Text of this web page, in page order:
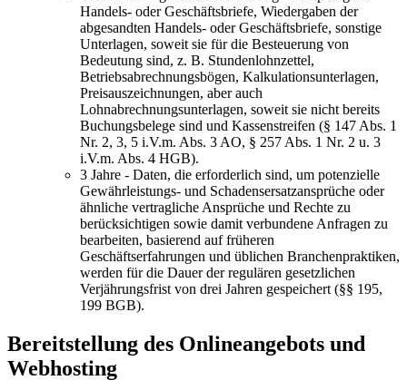
Handels- oder Geschäftsbriefe, Wiedergaben der
abgesandten Handels- oder Geschäftsbriefe, sonstige
Unterlagen, soweit sie für die Besteuerung von
Bedeutung sind, z. B. Stundenlohnzettel,
Betriebsabrechnungsbögen, Kalkulationsunterlagen,
Preisauszeichnungen, aber auch
Lohnabrechnungsunterlagen, soweit sie nicht bereits
Buchungsbelege sind und Kassenstreifen (§ 147 Abs. 1
Nr. 2, 3, 5 i.V.m. Abs. 3 AO, § 257 Abs. 1 Nr. 2 u. 3
i.V.m. Abs. 4 HGB).
3 Jahre - Daten, die erforderlich sind, um potenzielle
Gewährleistungs- und Schadensersatzansprüche oder
ähnliche vertragliche Ansprüche und Rechte zu
berücksichtigen sowie damit verbundene Anfragen zu
bearbeiten, basierend auf früheren
Geschäftserfahrungen und üblichen Branchenpraktiken,
werden für die Dauer der regulären gesetzlichen
Verjährungsfrist von drei Jahren gespeichert (§§ 195,
199 BGB).
Bereitstellung des Onlineangebots und
Webhosting